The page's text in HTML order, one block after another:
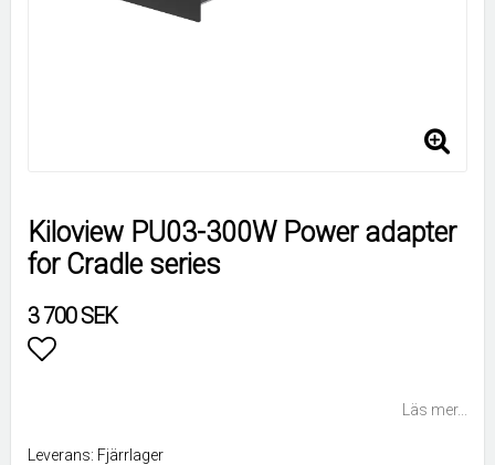
Kiloview PU03-300W Power adapter
for Cradle series
3 700 SEK
Läs mer...
Leverans: Fjärrlager